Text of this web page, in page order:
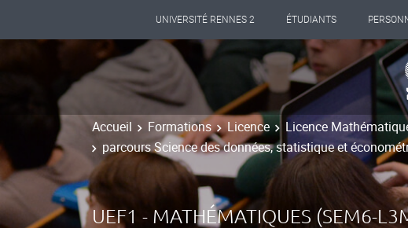
UNIVERSITÉ RENNES 2 ÉTUDIANTS
Accueil Formations Licence
Licence
parcours Science des données, statistique et
UEF1 - MATHÉMATIQUES (SEM6-